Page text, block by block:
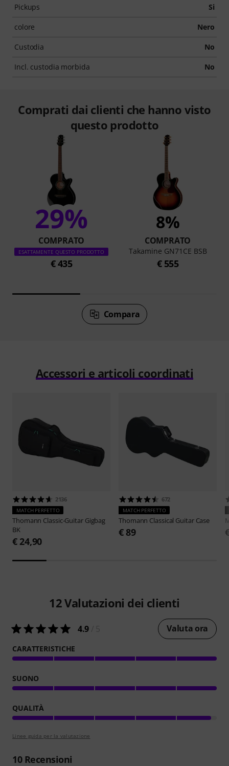
Pickups Si
colore Nero
Custodia No
Incl. custodia morbida No
Comprati dai clienti che hanno visto
questo prodotto
29%
COMPRATO
ESATTAMENTE QUESTO PRODOTTO
€ 435
8%
COMPRATO
Takamine GN71CE BSB
€ 555
Compara
Accessori e articoli coordinati
2136
MATCH PERFETTO
Thomann Classic-Guitar Gigbag
BK
€ 24,90
672
MATCH PERFETTO
Thomann Classical Guitar Case
€ 89
12Valutazioni dei clienti
4.9 Valuta ora
CARATTERISTICHE
SUONO
QUALITÀ
Linee guida per la valutazione
10Recensioni